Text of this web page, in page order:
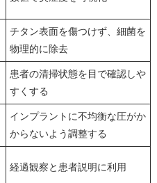
チタン表面を傷つけず、細菌を
物理的に除去
患者の清掃状態を目で確認しや
すくする
インプラントに不均衡な圧がか
からないよう調整する
経過観察と患者説明に利用